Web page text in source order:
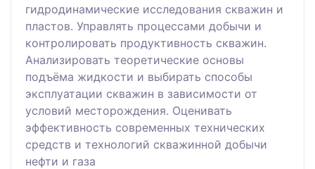
гидродинамические исследования скважин и
пластов. Управлять процессами добычи и
контролировать продуктивность скважин.
Анализировать теоретические основы
подъёма жидкости и выбирать способы
эксплуатации скважин в зависимости от
условий месторождения. Оценивать
эффективность современных технических
средств и технологий скважинной добычи
нефти и газа